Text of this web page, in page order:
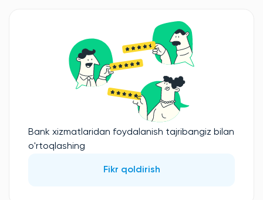
Bank xizmatlaridan foydalanish tajribangiz bilan
o'rtoqlashing
Fikr qoldirish